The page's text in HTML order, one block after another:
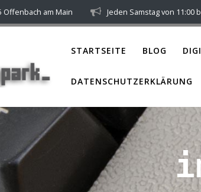
Offenbach am Main Jeden Samstag von 11:00
STARTSEITE BLOG
DATENSCHUTZERKLÄRUNG